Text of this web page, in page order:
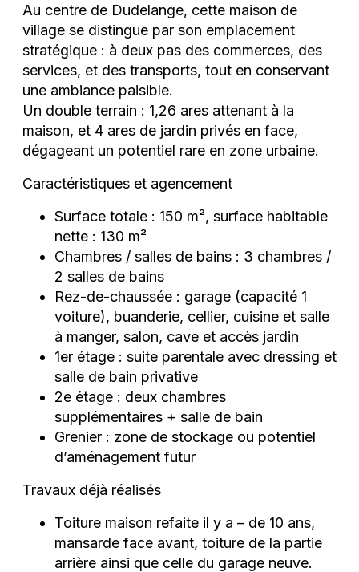
Au centre de Dudelange, cette maison de
village se distingue par son emplacement
stratégique : à deux pas des commerces, des
services, et des transports, tout en conservant
une ambiance paisible.
Un double terrain : 1,26 ares attenant à la
maison, et 4 ares de jardin privés en face,
dégageant un potentiel rare en zone urbaine.
Caractéristiques et agencement
Surface totale : 150 m², surface habitable
nette : 130 m²
Chambres / salles de bains : 3 chambres /
2 salles de bains
Rez-de-chaussée : garage (capacité 1
voiture), buanderie, cellier, cuisine et salle
à manger, salon, cave et accès jardin
1er étage : suite parentale avec dressing et
salle de bain privative
2e étage : deux chambres
supplémentaires + salle de bain
Grenier : zone de stockage ou potentiel
d’aménagement futur
Travaux déjà réalisés
Toiture maison refaite il y a – de 10 ans,
mansarde face avant, toiture de la partie
arrière ainsi que celle du garage neuve.